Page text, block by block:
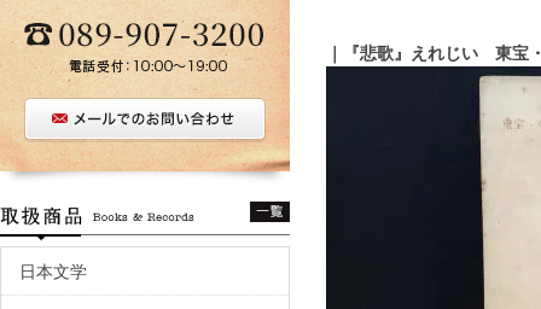
｜『悲歌』えれじい 東
日本文学